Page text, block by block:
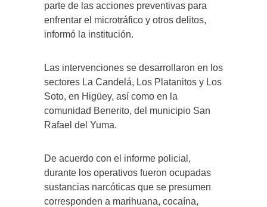
parte de las acciones preventivas para
enfrentar el microtráfico y otros delitos,
informó la institución.
Las intervenciones se desarrollaron en los
sectores La Candelá, Los Platanitos y Los
Soto, en Higüey, así como en la
comunidad Benerito, del municipio San
Rafael del Yuma.
De acuerdo con el informe policial,
durante los operativos fueron ocupadas
sustancias narcóticas que se presumen
corresponden a marihuana, cocaína,